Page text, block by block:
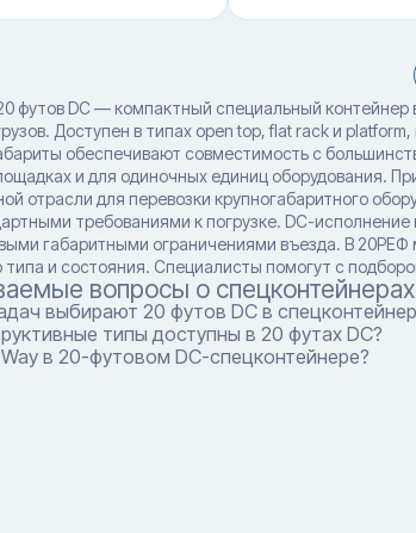
футов DC — компактный специальный
Доступен в типах open top, flat rack и
обеспечивают совместимость с
и для одиночных единиц оборудования.
отрасли для перевозки крупногабаритного
требованиями к погрузке. DC-
габаритными ограничениями въезда. В
типа и состояния. Специалисты помогут с
вопросы о
выбирают 20 футов DC в
типы доступны в 20 футах DC?
в 20-футовом DC-спецконтейнере?